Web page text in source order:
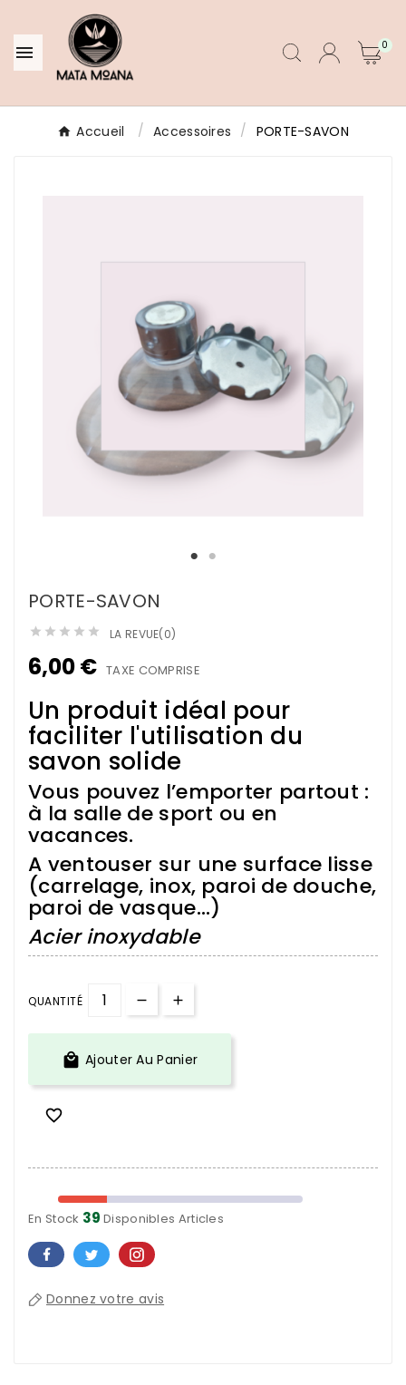
 0
Accueil Accessoires PORTE-SAVON
PORTE-SAVON
     LA REVUE(0)
6,00 € TAXE COMPRISE
Un produit idéal pour
faciliter l'utilisation du
savon solide
Vous pouvez l’emporter partout :
à la salle de sport ou en
vacances.
A ventouser sur une surface lisse
(carrelage, inox, paroi de douche,
paroi de vasque...)
Acier inoxydable
QUANTITÉ
 Ajouter Au Panier

En Stock 39 Disponibles Articles
Donnez votre avis